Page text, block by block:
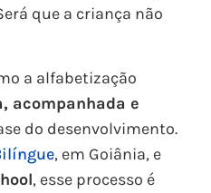
que a criança não
a alfabetização
acompanhada e
do desenvolvimento.
, em Goiânia, e
, esse processo é